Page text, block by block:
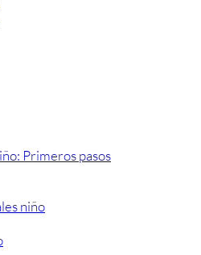
Primeros pasos
niño